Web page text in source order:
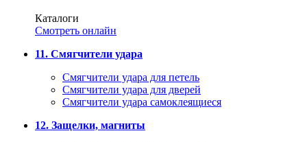
Каталоги
Смотреть онлайн
11. Смягчители удара
Смягчители удара для петель
Смягчители удара для дверей
Cмягчители удара самоклеящиеся
12. Защелки, магниты